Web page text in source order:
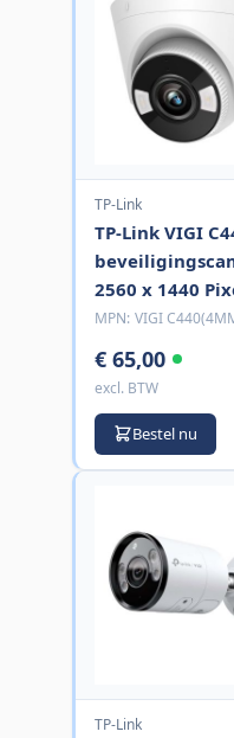
TP-Link
TP-Link VIGI
2560 x 1440
MPN: VIGI
€ 65,00
excl. BTW
Bestel nu
TP-Link